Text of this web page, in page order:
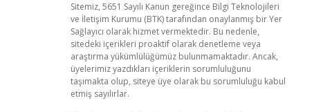
Sitemiz, 5651 Sayılı Kanun gereğince Bilgi Teknolojileri
ve İletişim Kurumu (BTK) tarafından onaylanmış bir Yer
Sağlayıcı olarak hizmet vermektedir. Bu nedenle,
sitedeki içerikleri proaktif olarak denetleme veya
araştırma yükümlülüğümüz bulunmamaktadır. Ancak,
üyelerimiz yazdıkları içeriklerin sorumluluğunu
taşımakta olup, siteye üye olarak bu sorumluluğu kabul
etmiş sayılırlar.